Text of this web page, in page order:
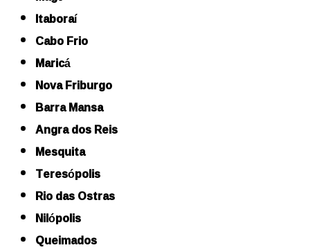
Itaboraí
Cabo Frio
Maricá
Nova Friburgo
Barra Mansa
Angra dos Reis
Mesquita
Teresópolis
Rio das Ostras
Nilópolis
Queimados